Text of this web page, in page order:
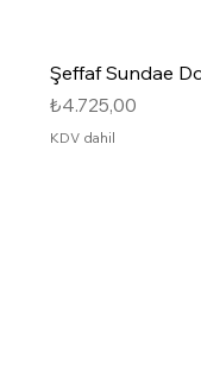
Şeffaf Sundae
Fiyat
₺4.725,00
KDV dahil